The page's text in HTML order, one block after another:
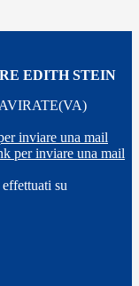
EDITH STEIN
inviare una mail
per inviare una mail
su